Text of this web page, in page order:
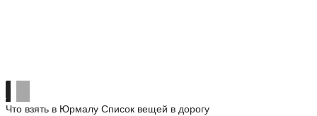
Что взять в Юрмалу Список вещей в дорогу